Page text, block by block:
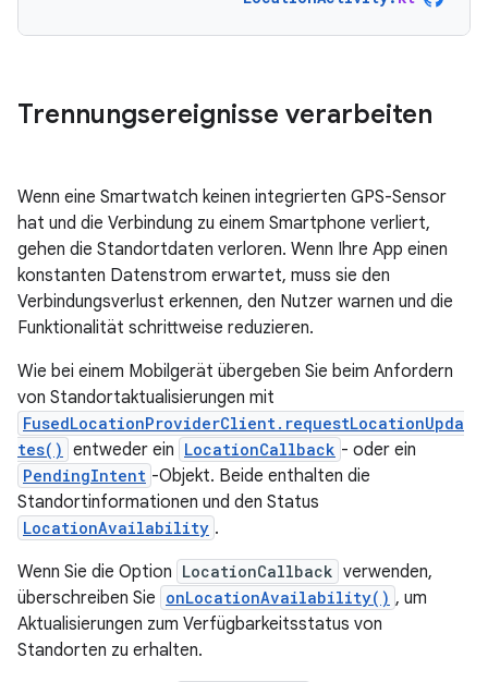
Trennungsereignisse verarbeiten
Wenn eine Smartwatch keinen integrierten GPS-Sensor
hat und die Verbindung zu einem Smartphone verliert,
gehen die Standortdaten verloren. Wenn Ihre App einen
konstanten Datenstrom erwartet, muss sie den
Verbindungsverlust erkennen, den Nutzer warnen und die
Funktionalität schrittweise reduzieren.
Wie bei einem Mobilgerät übergeben Sie beim Anfordern
von Standortaktualisierungen mit
FusedLocationProviderClient.requestLocationUpda
tes() entweder ein LocationCallback - oder ein
PendingIntent -Objekt. Beide enthalten die
Standortinformationen und den Status
LocationAvailability .
Wenn Sie die Option LocationCallback verwenden,
überschreiben Sie onLocationAvailability() , um
Aktualisierungen zum Verfügbarkeitsstatus von
Standorten zu erhalten.